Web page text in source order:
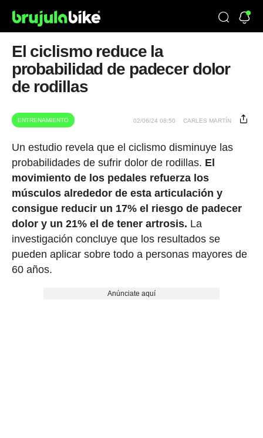
El ciclismo reduce la
probabilidad de padecer dolor
de rodillas
ENTRENAMIENTO 02/06/24 08:50 CARLES MARTÍN
Un estudio revela que el ciclismo disminuye las
probabilidades de sufrir dolor de rodillas. El
movimiento de los pedales refuerza los
músculos alrededor de esta articulación y
consigue reducir un 17% el riesgo de padecer
dolor y un 21% el de tener artrosis. La
investigación concluye que los resultados se
pueden aplicar sobre todo a personas mayores de
60 años.
Anúnciate aquí